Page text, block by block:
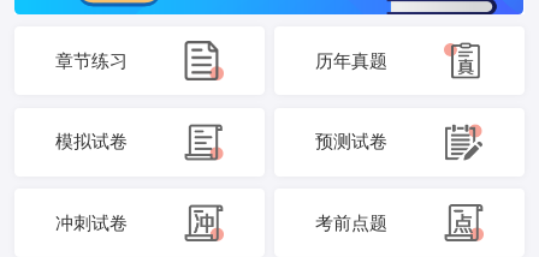
章节练习 历年真题
模拟试卷 预测试卷
冲刺试卷 考前点题